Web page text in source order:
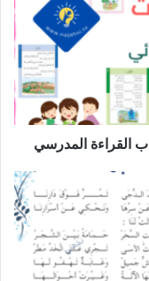
القراءة المدرسي